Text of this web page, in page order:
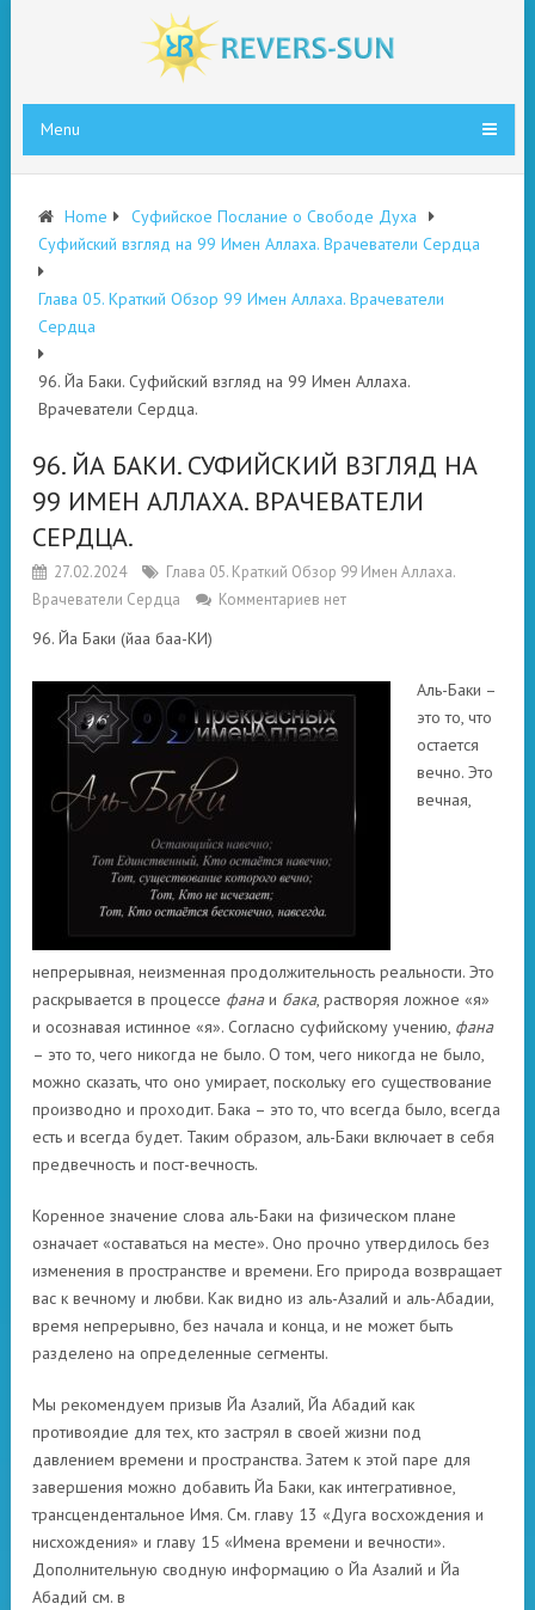
Menu
Home
Суфийское Послание о Свободе Духа
Суфийский взгляд на 99 Имен Аллаха. Врачеватели Сердца
Глава 05. Краткий Обзор 99 Имен Аллаха. Врачеватели
Сердца
96. Йа Баки. Суфийский взгляд на 99 Имен Аллаха.
Врачеватели Сердца.
96. ЙА БАКИ. СУФИЙСКИЙ ВЗГЛЯД НА
99 ИМЕН АЛЛАХА. ВРАЧЕВАТЕЛИ
СЕРДЦА.
27.02.2024
Глава 05. Краткий Обзор 99 Имен Аллаха.
Врачеватели Сердца
Комментариев нет
96. Йа Баки (йаа баа-КИ)
Аль-Баки –
это то, что
остается
вечно. Это
вечная,
непрерывная, неизменная продолжительность реальности. Это
раскрывается в процессе фанаи бака, растворяя ложное «я»
и осознавая истинное «я». Согласно суфийскому учению, фана
– это то, чего никогда не было. О том, чего никогда не было,
можно сказать, что оно умирает, поскольку его существование
производно и проходит. Бака – это то, что всегда было, всегда
есть и всегда будет. Таким образом, аль-Баки включает в себя
предвечность и пост-вечность.
Коренное значение слова аль-Баки на физическом плане
означает «оставаться на месте». Оно прочно утвердилось без
изменения в пространстве и времени. Его природа возвращает
вас к вечному и любви. Как видно из аль-Азалий и аль-Абадии,
время непрерывно, без начала и конца, и не может быть
разделено на определенные сегменты.
Мы рекомендуем призыв Йа Азалий, Йа Абадий как
противоядие для тех, кто застрял в своей жизни под
давлением времени и пространства. Затем к этой паре для
завершения можно добавить Йа Баки, как интегративное,
трансцендентальное Имя. См. главу 13 «Дуга восхождения и
нисхождения» и главу 15 «Имена времени и вечности».
Дополнительную сводную информацию о Йа Азалий и Йа
Абадий см. в